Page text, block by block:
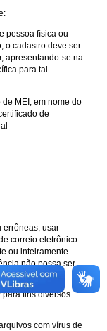
pessoa física ou
o cadastro deve ser
apresentando-se na
para tal
MEI, em nome do
de
errôneas; usar
correio eletrônico
ou inteiramente
não possa ser
para fins diversos
com vírus de